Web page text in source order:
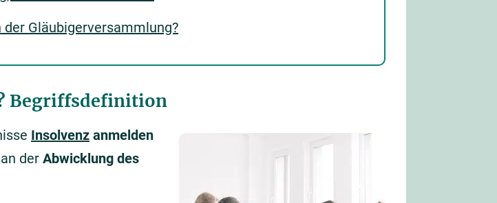
Gläubigerversammlung?
Begriffsdefinition
Insolvenz anmelden
der Abwicklung des